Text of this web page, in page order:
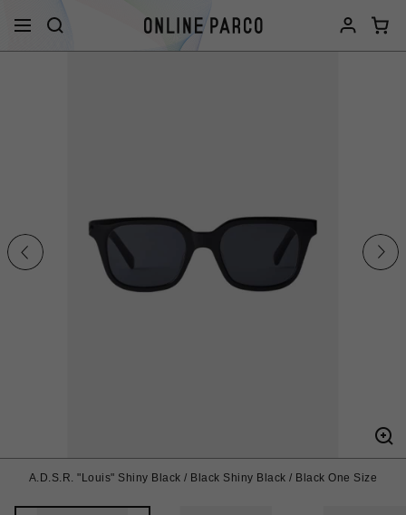
A.D.S.R. "Louis" Shiny Black / Black Shiny Black / Black One Size